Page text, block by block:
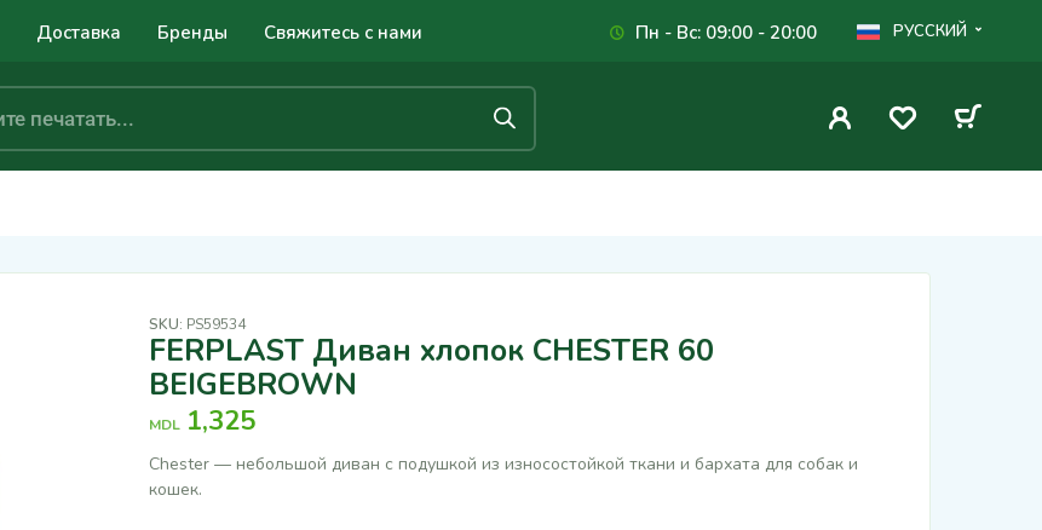
Доставка Бренды Свяжитесь с нами Пн - Вс: 09:00 - 20:00 РУССКИЙ
SKU: PS59534
FERPLAST Диван хлопок CHESTER 60
BEIGEBROWN
MDL 1,325
Chester — небольшой диван с подушкой из износостойкой ткани и бархата для собак и
кошек.